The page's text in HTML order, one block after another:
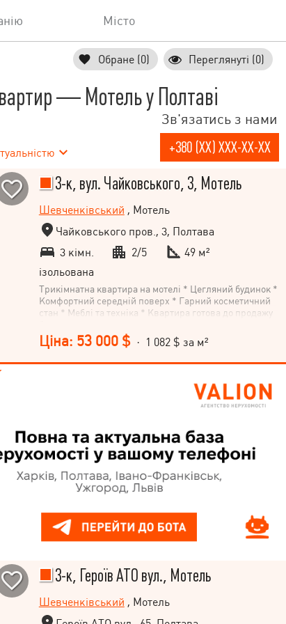
Місто
Обране (0) Переглянуті (0)
— Мотель у Полтаві
Зв'язатись з нами
+380 (XX) XXX-XX-XX
3-к, вул. Чайковського, 3, Мотель
Шевченківський , Мотель
Чайковського пров., 3, Полтава
3 кімн.
2/5
49 м²
ізольована
Трикімнатна квартира на мотелі * Цегляний будинок *
Комфортний середній поверх * Гарний косметичний
стан * Меблі та техніка * Квартира готова до продажу
Ціна: 53 000 $· 1 082 $ за м²
3-к, Героїв АТО вул., Мотель
Шевченківський , Мотель